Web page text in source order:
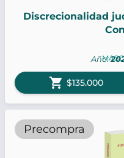
Discrecionalidad
Año:
shopping_cart $135.000
Precompra